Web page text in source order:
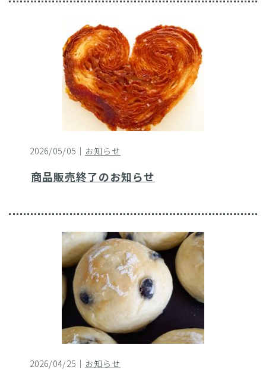
2026/05/05｜ お知らせ
商品販売終了のお知らせ
2026/04/25｜ お知らせ